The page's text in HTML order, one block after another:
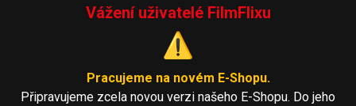
Vážení uživatelé FilmFlixu
⚠️
Pracujeme na novém E-Shopu.
Připravujeme zcela novou verzi našeho E-Shopu. Do jeho